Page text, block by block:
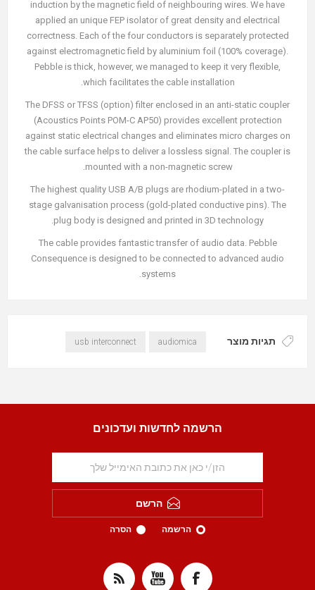
induction by the magnetic field of neighbouring wires. We have
applied an unique FEP isolator of great density and electrical
correctness. Each of the four conductors is separately protected
against electromagnetic field by aluminium foil (100% coverage).
Pebble is thick, however, we managed to keep it very flexible,
which facilitates the cable installation.
The DFSS or TFSS (option) filter enclosed in an anti-static coupler
(Acoustics Points POM-C AP50) provides excellent protection
against static electrical changes and eliminates micro charges on
the cable surface helps to deliver a lossless signal. The coupler is
mounted with a non-magnetic screw.
The highest quality USB A/B plugs are rhodium-plated in a two-
stage galvanisation process (gold-plated conductive pins). The
plug body is designed and printed in 3D technology.
The cable provides fantastic transfer of audio data. Pebble
Consequence is designed to be connected to advanced audio
systems.
תגיות מוצר audiomica
usb interconnect
הרשמה לחדשות ועדכונים
הרשם
הרשמה הסרה